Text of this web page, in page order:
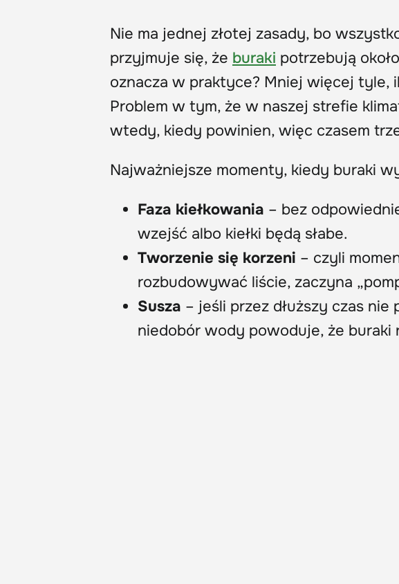
Nie ma jednej złotej zasady, bo
przyjmuje się, że buraki potrzebują około
oznacza w praktyce? Mniej więcej tyle,
Problem w tym, że w naszej strefie
wtedy, kiedy powinien, więc czasem
Najważniejsze momenty, kiedy buraki
Faza kiełkowania – bez
wzejść albo kiełki będą słabe.
Tworzenie się korzeni – czyli
rozbudowywać liście, zaczyna
Susza – jeśli przez dłuższy czas
niedobór wody powoduje, że buraki